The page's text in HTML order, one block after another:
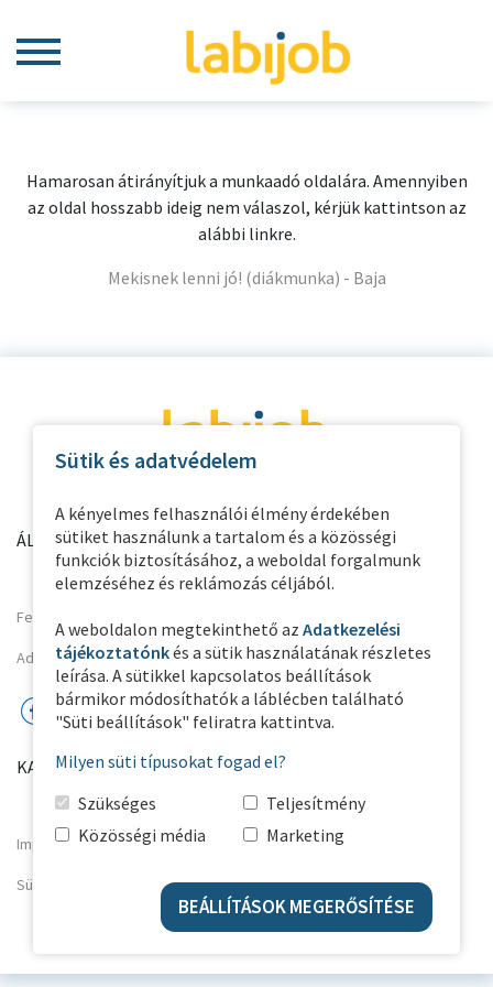
Hamarosan átirányítjuk a munkaadó oldalára. Amennyiben
az oldal hosszabb ideig nem válaszol, kérjük kattintson az
alábbi linkre.
Mekisnek lenni jó! (diákmunka) - Baja
ÁLTALÁNOS INFORMÁCIÓK
Felhasználási feltételek
Adatkezelési Tájékoztató
PARTNER OLDALAK
KAPCSOLAT
Impresszum
Süti beállítások
Sütik és adatvédelem
A kényelmes felhasználói élmény érdekében
sütiket használunk a tartalom és a közösségi
funkciók biztosításához, a weboldal forgalmunk
elemzéséhez és reklámozás céljából.
A weboldalon megtekinthető az Adatkezelési
tájékoztatónkés a sütik használatának részletes
leírása. A sütikkel kapcsolatos beállítások
bármikor módosíthatók a láblécben található
"Süti beállítások" feliratra kattintva.
Milyen süti típusokat fogad el?
Szükséges
Teljesítmény
Közösségi média
Marketing
BEÁLLÍTÁSOK MEGERŐSÍTÉSE